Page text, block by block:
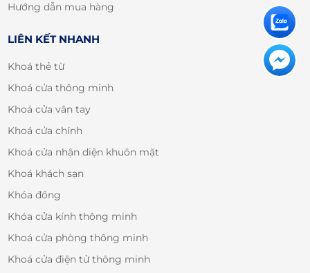
Hướng dẫn mua hàng
LIÊN KẾT NHANH
Khoá thẻ từ
Khoá cửa thông minh
Khoá cửa vân tay
Khoá cửa chính
Khoá cửa nhận diện khuôn mặt
Khoá khách sạn
Khóa đồng
Khóa cửa kính thông minh
Khoá cửa phòng thông minh
Khoá cửa điện tử thông minh